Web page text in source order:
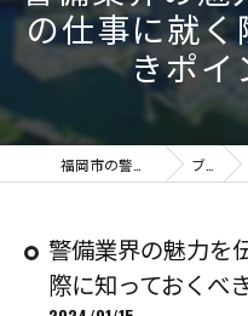
の仕事に就
きポイ
ブログ
警備業界の魅力を
際に知っておくべ